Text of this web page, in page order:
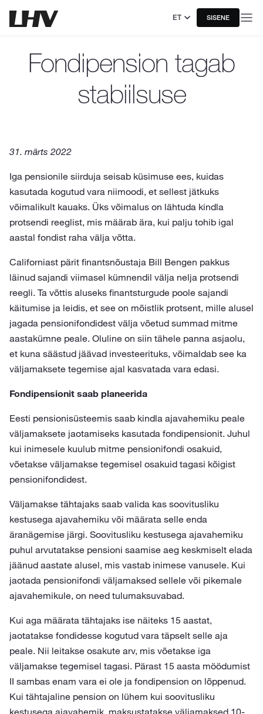
ET SISENE
Fondipension tagab
stabiilsuse
31. märts 2022
Iga pensionile siirduja seisab küsimuse ees, kuidas
kasutada kogutud vara niimoodi, et sellest jätkuks
võimalikult kauaks. Üks võimalus on lähtuda kindla
protsendi reeglist, mis määrab ära, kui palju tohib igal
aastal fondist raha välja võtta.
Californiast pärit finantsnõustaja Bill Bengen pakkus
läinud sajandi viimasel kümnendil välja nelja protsendi
reegli. Ta võttis aluseks finantsturgude poole sajandi
käitumise ja leidis, et see on mõistlik protsent, mille alusel
jagada pensionifondidest välja võetud summad mitme
aastakümne peale. Oluline on siin tähele panna asjaolu,
et kuna säästud jäävad investeerituks, võimaldab see ka
väljamaksete tegemise ajal kasvatada vara edasi.
Fondipensionit saab planeerida
Eesti pensionisüsteemis saab kindla ajavahemiku peale
väljamaksete jaotamiseks kasutada fondipensionit. Juhul
kui inimesele kuulub mitme pensionifondi osakuid,
võetakse väljamakse tegemisel osakuid tagasi kõigist
pensionifondidest.
Väljamakse tähtajaks saab valida kas soovitusliku
kestusega ajavahemiku või määrata selle enda
äranägemise järgi. Soovitusliku kestusega ajavahemiku
puhul arvutatakse pensioni saamise aeg keskmiselt elada
jäänud aastate alusel, mis vastab inimese vanusele. Kui
jaotada pensionifondi väljamaksed sellele või pikemale
ajavahemikule, on need tulumaksuvabad.
Kui aga määrata tähtajaks ise näiteks 15 aastat,
jaotatakse fondidesse kogutud vara täpselt selle aja
peale. Nii leitakse osakute arv, mis võetakse iga
väljamakse tegemisel tagasi. Pärast 15 aasta möödumist
II sambas enam vara ei ole ja fondipension on lõppenud.
Kui tähtajaline pension on lühem kui soovitusliku
kestusega ajavahemik, maksustatakse väljamaksed 10-